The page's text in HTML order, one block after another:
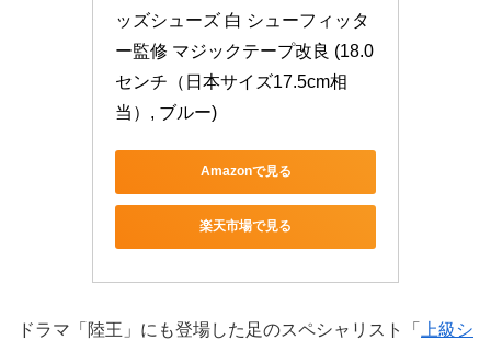
ッズシューズ 白 シューフィッタ
ー監修 マジックテープ改良 (18.0
センチ（日本サイズ17.5cm相
当）, ブルー)
Amazonで見る
楽天市場で見る
ドラマ「陸王」にも登場した足のスペシャリスト「
上級シ